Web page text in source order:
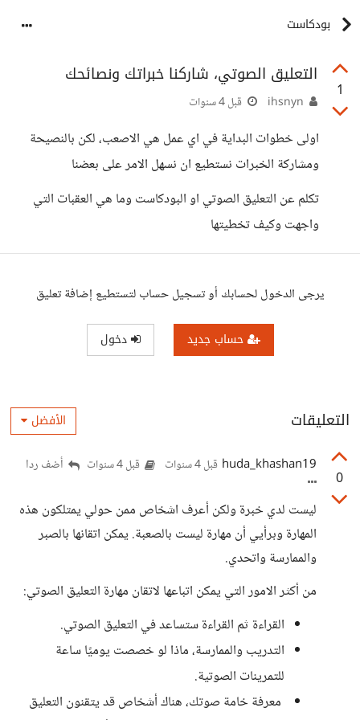
بودكاست
1
التعليق الصوتي، شاركنا خبراتك ونصائحك
قبل 4 سنوات
اولى خطوات البداية في اي عمل هي الاصعب، لكن بالنصيحة
ومشاركة الخبرات نستطيع ان نسهل الامر على بعضنا
تكلم عن التعليق الصوتي او البودكاست وما هي العقبات التي
واجهت وكيف تخطيتها
يرجى الدخول لحسابك أو تسجيل حساب لتستطيع إضافة تعليق
حساب جديد دخول
التعليقات الأفضل
0
huda_khashan19 قبل 4 سنوات قبل 4 سنوات أضف ردا
ليست لدي خبرة ولكن أعرف اشخاص ممن حولي يمتلكون هذه
المهارة وبرأيي أن مهارة ليست بالصعبة. يمكن اتقانها بالصبر
والممارسة واتحدي.
من أكثر الامور التي يمكن اتباعها لاتقان مهارة التعليق الصوتي:
القراءة ثم القراءة ستساعد في التعليق الصوتي.
التدريب والممارسة، ماذا لو خصصت يوميًا ساعة
للتمرينات الصوتية.
معرفة خامة صوتك، هناك أشخاص قد يتقنون التعليق